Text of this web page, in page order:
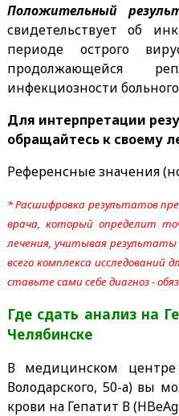
Положительный
свидетельствует об
периоде острого
продолжающейся
инфекциозности
Для интерпретации
обращайтесь к своему
Референсные значения
* Расшифровка результатов
врача, который определит
лечения, учитывая
всего комплекса исследований
ставьте сами себе диагноз -
Где сдать анализ на
Челябинске
В медицинском центре
Володарского, 50-а) вы
крови на Гепатит В